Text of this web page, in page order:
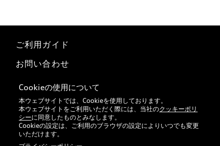
ご利用ガイド
お問い合わせ
マイページ
特定商取引法に基づく表記
Audi正規ディーラー検索
Cookieの使用について
本ウェブサイトでは、Cookieを使用しております。
本ウェブサイトをご利用いただく際には、当社のクッキーポリ
シーに同意したものとみなします。
Cookieの設定は、ご利用のブラウザの設定によりいつでも変更
いただけます。